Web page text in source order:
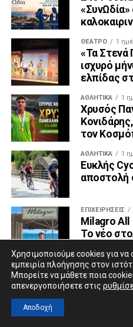
«ΣυνΩδία»
ΘΈΑΤΡΟ 1
«Τα Στενά
ισχυρό
ελπίδας
ΑΘΛΗΤΙΚΆ 1
Χρυσός
τον
ΑΘΛΗΤΙΚΆ 1
Ευκλής
αποστολή
ΕΠΙΧΕΙΡΉΣΕΙΣ
Milagro All
Το νέο
αύριο
ΕΙΔΉΣΕΙΣ ΑΠΟ
Χρησιμοποιούμε cookies για
εμπειρία πλοήγησης στον
Μπορείτε να μάθετε ποια
απενεργοποιήσετε στις
Αποδοχή